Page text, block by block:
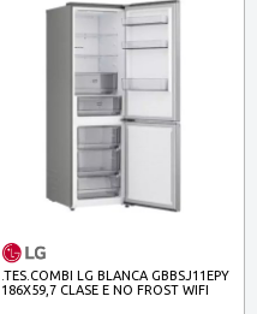
.TES.COMBI LG BLANCA GBBSJ11EPY
186X59,7 CLASE E NO FROST WIFI